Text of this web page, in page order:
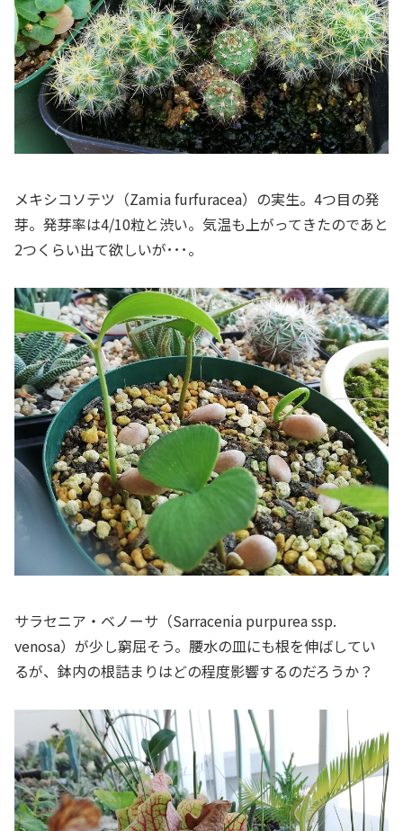
メキシコソテツ（Zamia furfuracea）の実生。4つ目の発
芽。発芽率は4/10粒と渋い。気温も上がってきたのであと
2つくらい出て欲しいが･･･。
サラセニア・ベノーサ（Sarracenia purpurea ssp.
venosa）が少し窮屈そう。腰水の皿にも根を伸ばしてい
るが、鉢内の根詰まりはどの程度影響するのだろうか？